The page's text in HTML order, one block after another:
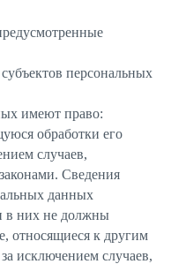
персональных
имеют право:
обработки его
случаев,
Сведения
данных
в них не должны
относящиеся к другим
исключением случаев,